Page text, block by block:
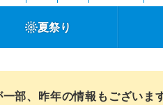
夏祭り
部、昨年の情報もございま